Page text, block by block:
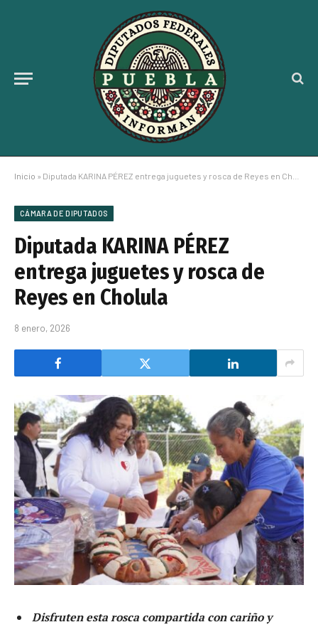
Inicio » Diputada KARINA PÉREZ entrega juguetes y rosca de Reyes en Cholula
CÁMARA DE DIPUTADOS
Diputada KARINA PÉREZ
entrega juguetes y rosca de
Reyes en Cholula
8 enero, 2026
Disfruten esta rosca compartida con cariño y